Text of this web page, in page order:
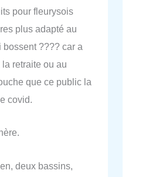
pour fleurysois
plus adapté au
bossent ???? car a
retraite ou au
que ce public la
covid.
deux bassins,